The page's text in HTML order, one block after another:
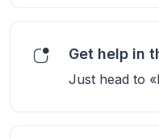
Get help in
Just head to